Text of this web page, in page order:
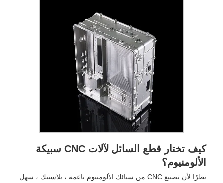
كيف تختار قطع السائل لآلات CNC سبيكة
الألومنيوم؟
نظرًا لأن تصنيع CNC من سبائك الألومنيوم ناعمة ، بلاستيك ، سهل